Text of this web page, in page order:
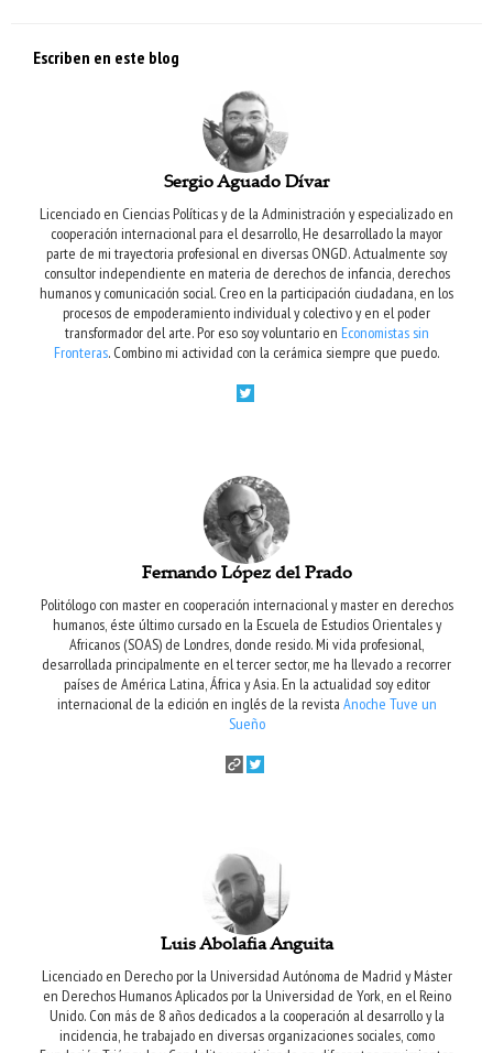
Escriben en este blog
Sergio Aguado Dívar
Licenciado en Ciencias Políticas y de la Administración y especializado en
cooperación internacional para el desarrollo, He desarrollado la mayor
parte de mi trayectoria profesional en diversas ONGD. Actualmente soy
consultor independiente en materia de derechos de infancia, derechos
humanos y comunicación social. Creo en la participación ciudadana, en los
procesos de empoderamiento individual y colectivo y en el poder
transformador del arte. Por eso soy voluntario en Economistas sin
Fronteras. Combino mi actividad con la cerámica siempre que puedo.
Fernando López del Prado
Politólogo con master en cooperación internacional y master en derechos
humanos, éste último cursado en la Escuela de Estudios Orientales y
Africanos (SOAS) de Londres, donde resido. Mi vida profesional,
desarrollada principalmente en el tercer sector, me ha llevado a recorrer
países de América Latina, África y Asia. En la actualidad soy editor
internacional de la edición en inglés de la revista Anoche Tuve un
Sueño
Luis Abolafia Anguita
Licenciado en Derecho por la Universidad Autónoma de Madrid y Máster
en Derechos Humanos Aplicados por la Universidad de York, en el Reino
Unido. Con más de 8 años dedicados a la cooperación al desarrollo y la
incidencia, he trabajado en diversas organizaciones sociales, como